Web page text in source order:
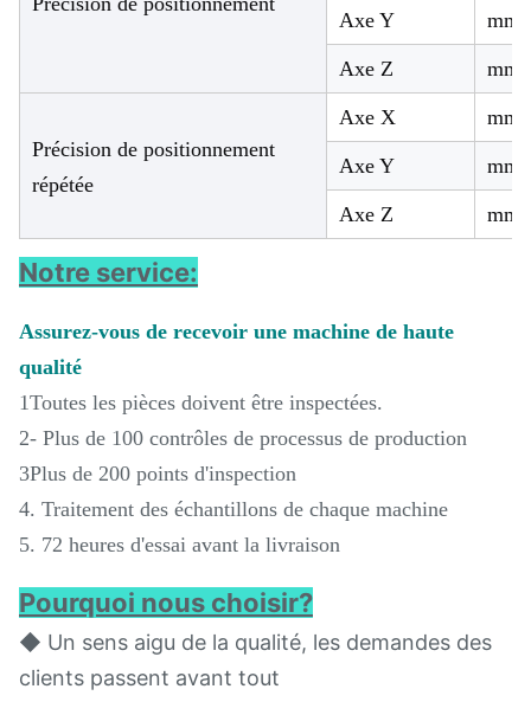
Axe Y mm
Axe Z mm
Précision de positionnement
répétée
Axe X mm
Axe Y mm
Axe Z mm
Notre service:
Assurez-vous de recevoir une machine de haute
qualité
1Toutes les pièces doivent être inspectées.
2- Plus de 100 contrôles de processus de production
3Plus de 200 points d'inspection
4. Traitement des échantillons de chaque machine
5. 72 heures d'essai avant la livraison
Pourquoi nous choisir?
◆ Un sens aigu de la qualité, les demandes des
clients passent avant tout